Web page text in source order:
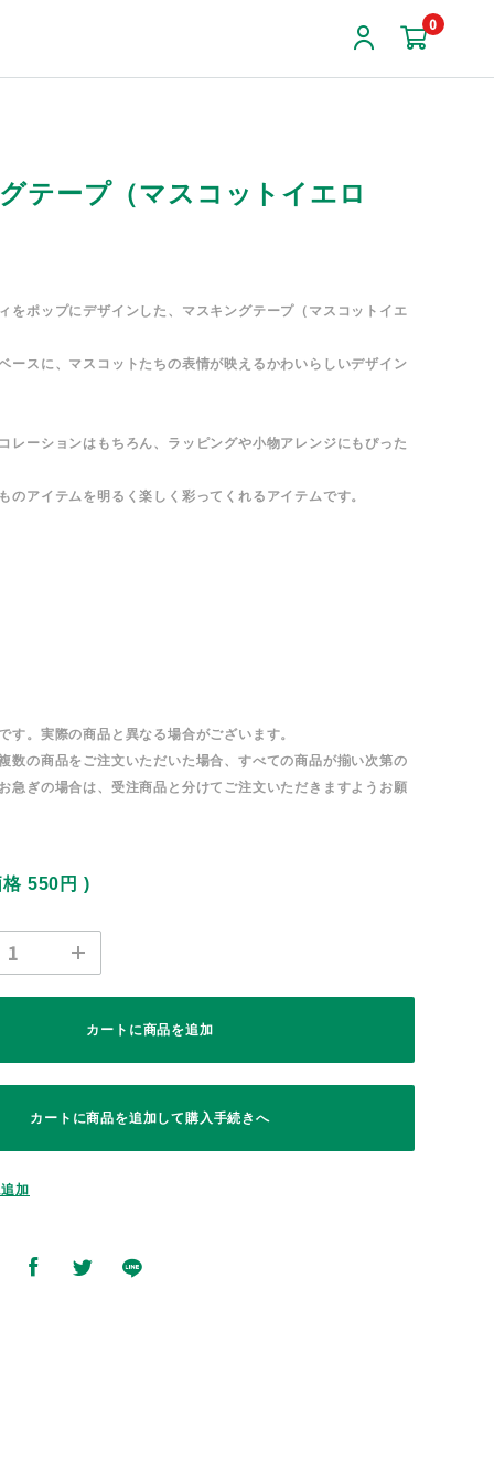
0
テープ（マスコットイエロ
をポップにデザインした、マスキングテープ（マスコットイエ
ースに、マスコットたちの表情が映えるかわいらしいデザイン
レーションはもちろん、ラッピングや小物アレンジにもぴった
のアイテムを明るく楽しく彩ってくれるアイテムです。
す。実際の商品と異なる場合がございます。
数の商品をご注文いただいた場合、すべての商品が揃い次第の
急ぎの場合は、受注商品と分けてご注文いただきますようお願
格 550円 )
カートに商品を追加
カートに商品を追加して購入手続きへ
加